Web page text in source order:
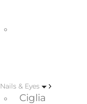
Nails & Eyes
Ciglia